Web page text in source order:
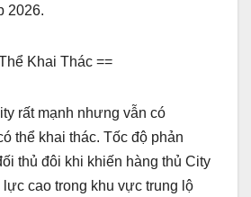
2026.
Khai Thác ==
rất mạnh nhưng vẫn có
thể khai thác. Tốc độ phản
thủ đôi khi khiến hàng thủ City
cao trong khu vực trung lộ